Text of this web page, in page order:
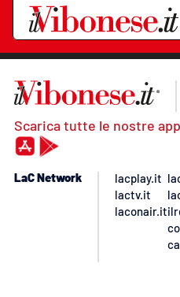
Scarica tutte le nostre
LaC Network
lacplay.it
lactv.it
laconair.it